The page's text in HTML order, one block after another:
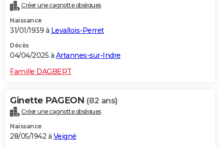
Créer une cagnotte obsèques
Naissance
31/01/1939 à Levallois-Perret
Décès
04/04/2025 à Artannes-sur-Indre
Famille DAGBERT
Ginette PAGEON (82 ans)
Créer une cagnotte obsèques
Naissance
28/05/1942 à Veigné